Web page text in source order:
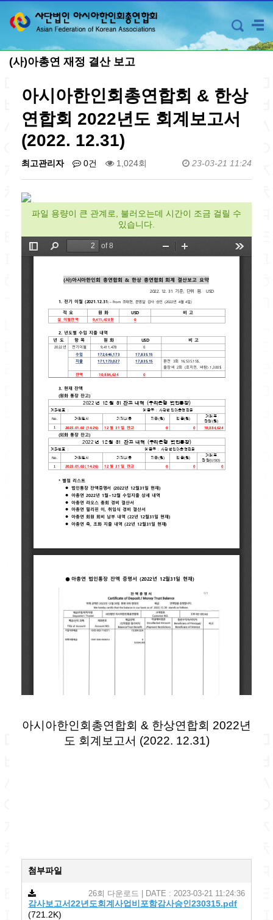
(사)아총연 재정 결산 보고
아시아한인회총연합회 & 한상
연합회 2022년도 회계보고서
(2022. 12.31)
최고관리자 0건 1,024회 23-03-21 11:24
파일 용량이 큰 관계로, 불러오는데 시간이 조금 걸릴 수
있습니다.
아시아한인회총연합회 & 한상연합회 2022년
도 회계보고서 (2022. 12.31)
첨부파일
감사보고서22년도회계사업비포함감사승인230315.pdf
(721.2K)
26회 다운로드 | DATE : 2023-03-21 11:24:36